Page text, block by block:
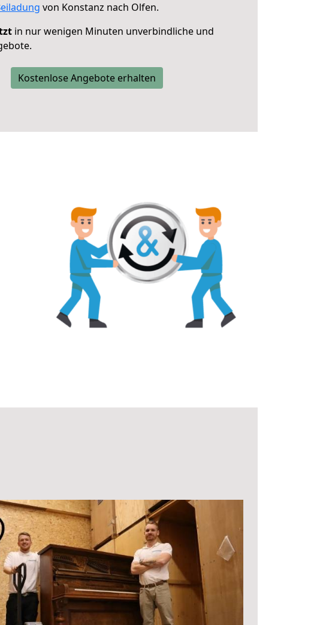
von Konstanz nach Olfen.
in nur wenigen Minuten unverbindliche und
Kostenlose Angebote erhalten